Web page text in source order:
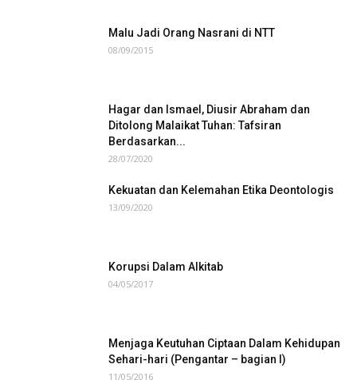
Malu Jadi Orang Nasrani di NTT
08/09/2015
Hagar dan Ismael, Diusir Abraham dan
Ditolong Malaikat Tuhan: Tafsiran
Berdasarkan...
28/07/2020
Kekuatan dan Kelemahan Etika Deontologis
13/09/2020
Korupsi Dalam Alkitab
04/05/2017
Menjaga Keutuhan Ciptaan Dalam Kehidupan
Sehari-hari (Pengantar – bagian I)
11/05/2016